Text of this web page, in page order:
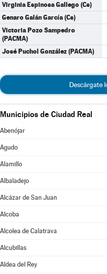
Virginia Espinosa Gallego (Cs)
Genaro Galán García (Cs)
Victoria Pozo Sampedro
(PACMA)
José Puchol González (PACMA)
Descárgate
Municipios de Ciudad Real
Abenójar
Agudo
Alamillo
Albaladejo
Alcázar de San Juan
Alcoba
Alcolea de Calatrava
Alcubillas
Aldea del Rey